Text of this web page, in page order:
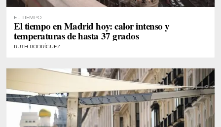
EL TIEMPO
El tiempo en Madrid hoy: calor intenso y
temperaturas de hasta 37 grados
RUTH RODRÍGUEZ